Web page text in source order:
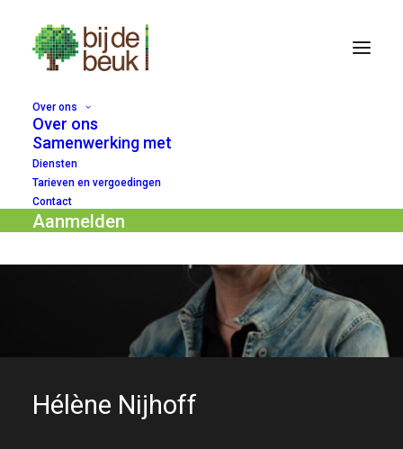
Over ons
Over ons
Samenwerking met
Diensten
Tarieven en vergoedingen
Contact
Aanmelden
Hélène Nijhoff